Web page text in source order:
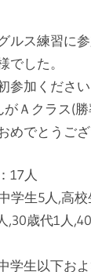
ルス練習に
でした。
参加ください
がＡクラス(
めでとうござ
17人
学生5人,高
,30歳代1人
学生以下お